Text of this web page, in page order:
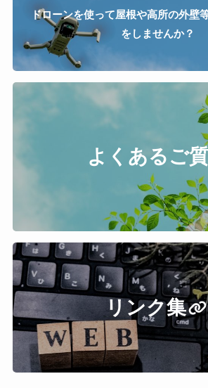
ドローンを使って屋根や高所の外壁
をしませんか？
よくあるご
リンク集